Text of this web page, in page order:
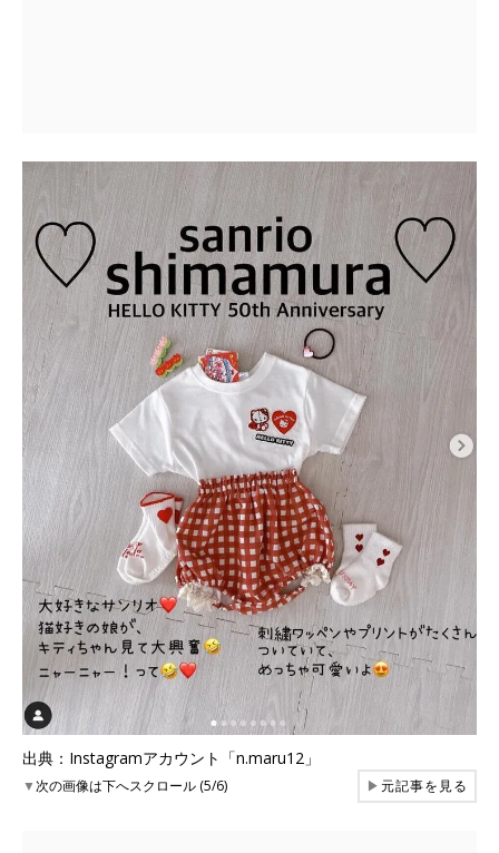
出典：Instagramアカウント「n.maru12」
▼次の画像は下へスクロール (5/6) ▶元記事を見る